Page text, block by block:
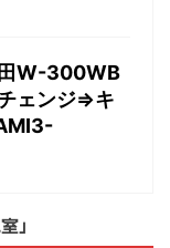
W-300WB
ェンジ⇒キ
」